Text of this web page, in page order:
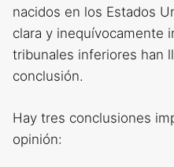
nacidos en los Estados
clara y inequívocamente
tribunales inferiores han
conclusión.
Hay tres conclusiones
opinión: